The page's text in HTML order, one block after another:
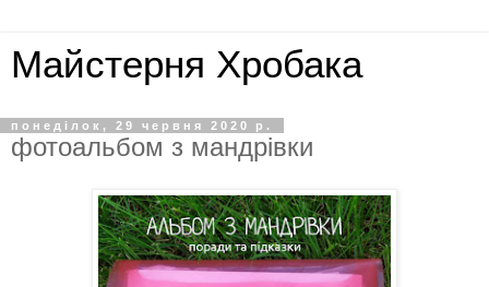
Майстерня Хробака
понеділок, 29 червня 2020 р.
фотоальбом з мандрівки